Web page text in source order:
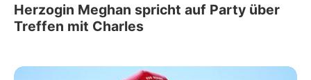
Herzogin Meghan spricht auf Party über
Treffen mit Charles